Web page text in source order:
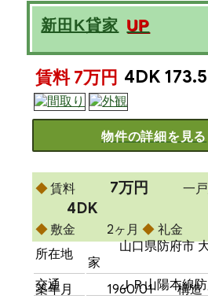
新田K貸家 UP
賃料 7万円 4DK
物件の詳細を見る
賃料 7万円 一
4DK
敷金 2ヶ月 礼金
所在地
山口県防府市
家
交通
ＪＲ山陽本線
築年月 1960/01 構造